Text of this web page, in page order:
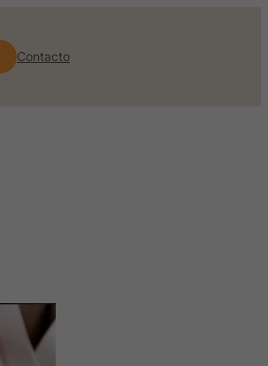
Contacto